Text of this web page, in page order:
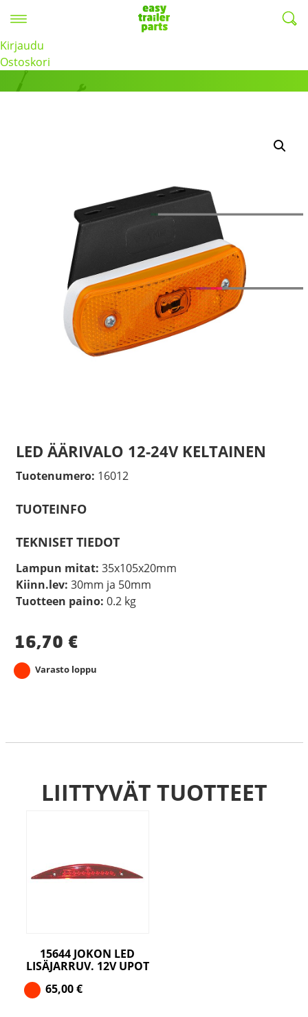
Kirjaudu
Ostoskori
Tuotteet
LED ÄÄRIVALO 12-24V KELTAINEN
Tuotenumero: 16012
TUOTEINFO
TEKNISET TIEDOT
Lampun mitat: 35x105x20mm
Kiinn.lev: 30mm ja 50mm
Tuotteen paino: 0.2 kg
16,70 €
Varasto loppu
LIITTYVÄT TUOTTEET
15644 JOKON LED
LISÄJARRUV. 12V UPOT
65,00€